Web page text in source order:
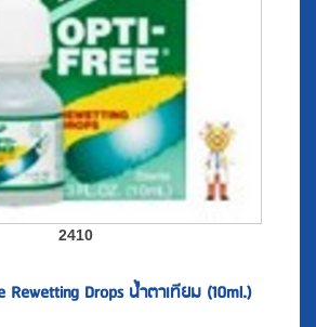
2410
Rewetting Drops น้ำตาเทียม (10ml.)